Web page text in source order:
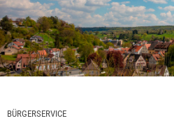
BÜRGERSERVICE